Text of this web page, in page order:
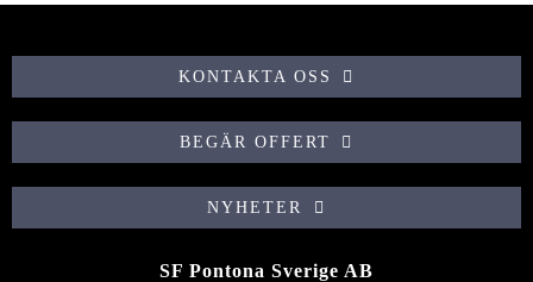
KONTAKTA OSS
BEGÄR OFFERT
NYHETER
SF Pontona Sverige AB